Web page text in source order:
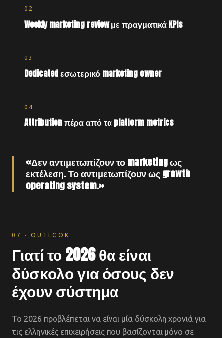
0 2
Weekly marketing review με πραγματικά KPIs
03
Dedicated εσωτερικό marketing owner
0 4
Attribution πέρα από τα platform metrics
«Δεν αντιμετωπίζουν το marketing ως
εκτέλεση. Το αντιμετωπίζουν ως growth
operating system.»
07 · OUTLOOK
Γιατί το 2026 θα είναι
δύσκολο για όσους δεν
έχουν σύστημα
Το 2026 προβλέπεται να είναι μία δύσκολη χρονιά για
τις ελληνικές επιχειρήσεις που βασίζονται μόνο σε